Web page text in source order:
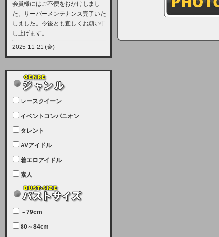
会員様にはご不便をおかけしまし
た。サーバーメンテナンス完了いた
しました。今後とも宜しくお願い申
し上げます。
2025-11-21 (金)
【サーバーメンテナンス実施につい
12月21日（日曜日）午前9：00か
ら午前11：00（予定）でサーバー
メンテナンスを実施します。ユーザ
ー様にはご迷惑をおかけしますがご
理解いただけます様、宜しくお願い
致します。
2025-07-05 (土)
【サーバーメンテナンス完了のお知
本日、サーバーメンテナンスのため
ユーザー様には大変ご迷惑をおかけ
しました。無事、メンテナンスが完
致します。
レースクイーン
イベントコンパニオン
タレント
AVアイドル
着エロアイドル
素人
～79cm
80～84cm